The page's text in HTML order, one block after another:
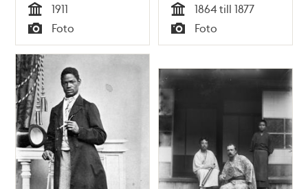
Tid
1911
Typ
Foto Tid
1864 till 1877
Typ
Foto